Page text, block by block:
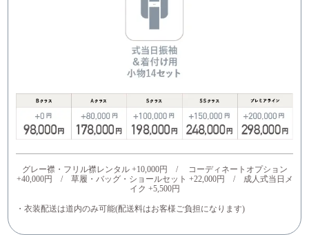
グレー襟・フリル襟レンタル +10,000円 / コーディネートオプション
+40,000円 / 草履・バッグ・ショールセット +22,000円 / 成人式当日メ
イク +5,500円
・衣装配送は道内のみ可能(配送料はお客様ご負担になります)